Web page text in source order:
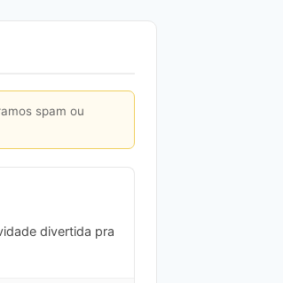
spam ou
divertida pra